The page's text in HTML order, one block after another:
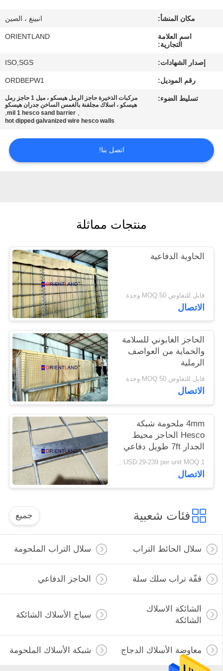
مراقبة
الجودة
اطلب
PRIVACY
مكان المنشأ: انبينغ ، الصين
اسم العلامة
التجارية:
ORIENTLAND
إصدار الشهادات: ISO,SGS
رقم الموديل: ORDBEPW1
تسليط الضوء:
مركبات الذخيرة حاجز الرمل هيسكو ، ميل 1 حاجز رمل
هيسكو ، اسلاك مجلفنة بالغمس الساخن جدران هيسكو
,
mil 1 hesco sand barrier
,
hot dipped galvanized wire hesco walls
اتصل بنا!
منتجات مماثلة
الحاوية الدفاعية
قابل للتفاوض MOQ:50 وحدة
الاتصال
الحاجز الغابوني للسلامة
والحماية من العواصف
الرملية
قابل للتفاوض MOQ:50 وحدة
الاتصال
4mm ملحومة شبكة
Hesco الحاجز محيط
الجدار 7ft طويل دفاعي
USD 29-239 per unit MOQ:1 وحدة
الاتصال
فئات شعبية جميع
سلال الحائط التراب سلال التراب الملحومة
قفّة تراب سلك سلة الحاجز الدفاعي
الشائكة الاسلاك
الشائكة
سياج الأسلاك الشائكة
معاوضة الأسلاك الدجاج شبكة الأسلاك الملحومة